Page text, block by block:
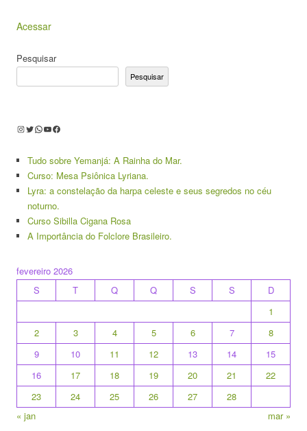
Acessar
Pesquisar
Pesquisar
Instagram
Twitter
WhatsApp
Youtube
Facebook
Tudo sobre Yemanjá: A Rainha do Mar.
Curso: Mesa Psiônica Lyriana.
Lyra: a constelação da harpa celeste e seus segredos no céu
noturno.
Curso Sibilla Cigana Rosa
A Importância do Folclore Brasileiro.
fevereiro 2026
S
T Q Q S S
D
1
2
3 4 5 6 7
8
9
10 11 12 13 14
15
16
17 18 19 20 21
22
23
24 25 26 27
28
« jan
mar »